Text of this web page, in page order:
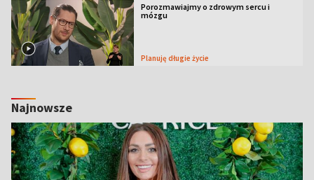
Porozmawiajmy o zdrowym sercu i
mózgu
Planuję długie życie
Najnowsze